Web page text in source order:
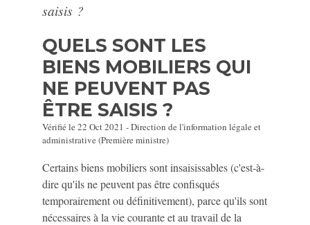
saisis ?
QUELS SONT LES
BIENS MOBILIERS QUI
NE PEUVENT PAS
ÊTRE SAISIS ?
Vérifié le 22 Oct 2021 - Direction de l'information légale et
administrative (Première ministre)
Certains biens mobiliers sont insaisissables (c'est-à-
dire qu'ils ne peuvent pas être confisqués
temporairement ou définitivement), parce qu'ils sont
nécessaires à la vie courante et au travail de la